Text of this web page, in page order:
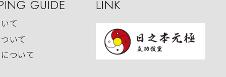
GUIDE
て
いて
ついて
LINK